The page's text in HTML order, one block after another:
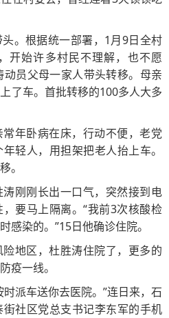
。根据统一部署，1月9日全村
开始许多村民不理解，也不愿
员父母一家人带头转移。母亲
了车。首批转移的100多人大多
年卧病在床，行动不便，老党
轻人，用担架把老人抬上车。
。
刚刚长出一口气，突然接到电
要马上隔离。“我前3次核酸检
感染的。”15日他确诊住院。
地区，杜胜涛住院了，更多的
疫一线。
派车送你去医院。”连日来，石
社区党总支书记李东军的手机